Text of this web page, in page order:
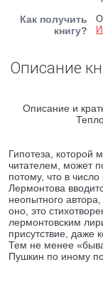
Как получить
книгу?
Описание
Описание и
Гипотеза, которой
читателем, может
потому, что в
Лермонтова
неопытного
оно, это
лермонтовским
присутствие, даже
Тем не менее
Пушкин по иному